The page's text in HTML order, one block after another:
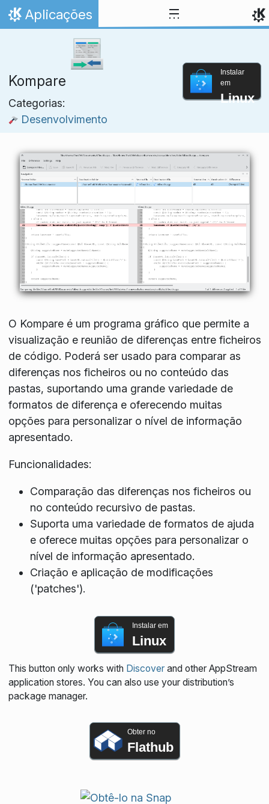
Ir para o conteúdo
Início
Aplicações
Kompare
Categorias:
Desenvolvimento
Instalar
em
Linux
O Kompare é um programa gráfico que permite a
visualização e reunião de diferenças entre ficheiros
de código. Poderá ser usado para comparar as
diferenças nos ficheiros ou no conteúdo das
pastas, suportando uma grande variedade de
formatos de diferença e oferecendo muitas
opções para personalizar o nível de informação
apresentado.
Funcionalidades:
Comparação das diferenças nos ficheiros ou
no conteúdo recursivo de pastas.
Suporta uma variedade de formatos de ajuda
e oferece muitas opções para personalizar o
nível de informação apresentado.
Criação e aplicação de modificações
('patches').
Instalar em
Linux
This button only works with Discoverand other AppStream
application stores. You can also use your distribution’s
package manager.
Obter no
Flathub